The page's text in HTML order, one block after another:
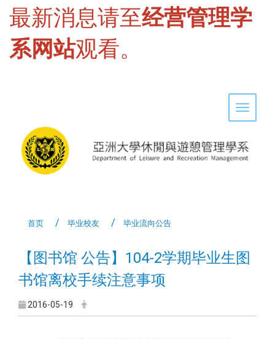
最新消息请至经营管理学
系网站观看。
Toggle
首页 毕业校友 毕业流向公告
【图书馆 公告】104-2学期毕业生图
书馆离校手续注意事项
2016-05-19